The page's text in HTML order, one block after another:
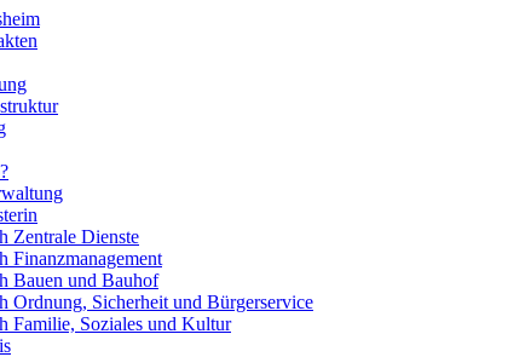
Zentrale Dienste
Finanzmanagement
Bauen und Bauhof
Ordnung, Sicherheit und Bürgerservice
Familie, Soziales und Kultur